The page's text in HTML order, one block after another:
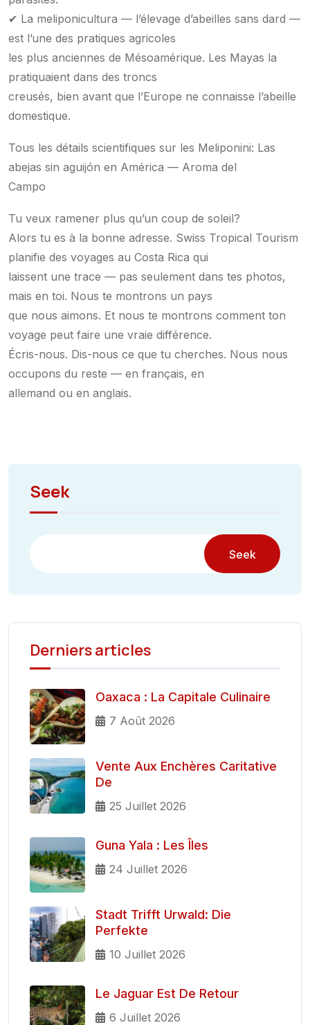
✔ La meliponicultura — l’élevage d’abeilles sans dard —
est l’une des pratiques agricoles
les plus anciennes de Mésoamérique. Les Mayas la
pratiquaient dans des troncs
creusés, bien avant que l’Europe ne connaisse l’abeille
domestique.
Tous les détails scientifiques sur les Meliponini: Las
abejas sin aguijón en América — Aroma del
Campo
Tu veux ramener plus qu’un coup de soleil?
Alors tu es à la bonne adresse. Swiss Tropical Tourism
planifie des voyages au Costa Rica qui
laissent une trace — pas seulement dans tes photos,
mais en toi. Nous te montrons un pays
que nous aimons. Et nous te montrons comment ton
voyage peut faire une vraie différence.
Écris-nous. Dis-nous ce que tu cherches. Nous nous
occupons du reste — en français, en
allemand ou en anglais.
Seek
Seek
Derniers articles
Oaxaca : La Capitale Culinaire
7 Août 2026
Vente Aux Enchères Caritative
De
25 Juillet 2026
Guna Yala : Les Îles
24 Juillet 2026
Stadt Trifft Urwald: Die
Perfekte
10 Juillet 2026
Le Jaguar Est De Retour
6 Juillet 2026